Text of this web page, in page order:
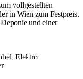
vollgestellten
in Wien zum Festpreis.
und einer
Elektro